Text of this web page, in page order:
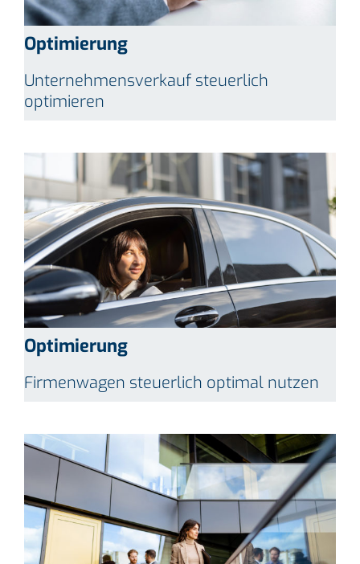
Optimierung
Unternehmensverkauf steuerlich
optimieren
Optimierung
Firmenwagen steuerlich optimal nutzen